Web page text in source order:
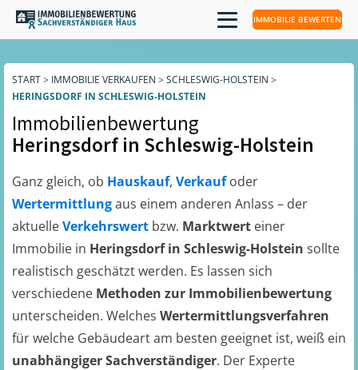
IMMOBILIE BEWERTEN
START> IMMOBILIE VERKAUFEN > SCHLESWIG-HOLSTEIN >
HERINGSDORF IN SCHLESWIG-HOLSTEIN
Immobilienbewertung
Heringsdorf in Schleswig-Holstein
Ganz gleich, ob Hauskauf, Verkaufoder
Wertermittlungaus einem anderen Anlass – der
aktuelleVerkehrswert bzw. Marktwert einer
Immobilie in Heringsdorf in Schleswig-Holstein sollte
realistisch geschätzt werden. Es lassen sich
verschiedene Methoden zur Immobilienbewertung
unterscheiden. Welches Wertermittlungsverfahren
für welche Gebäudeart am besten geeignet ist, weiß ein
unabhängiger Sachverständiger. Der Experte